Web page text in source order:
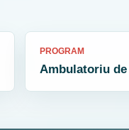
PROGRAM
Ambulatoriu